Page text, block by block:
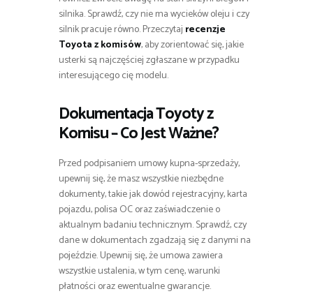
silnika. Sprawdź, czy nie ma wycieków oleju i czy
silnik pracuje równo. Przeczytaj recenzje
Toyota z komisów, aby zorientować się, jakie
usterki są najczęściej zgłaszane w przypadku
interesującego cię modelu.
Dokumentacja Toyoty z
Komisu – Co Jest Ważne?
Przed podpisaniem umowy kupna-sprzedaży,
upewnij się, że masz wszystkie niezbędne
dokumenty, takie jak dowód rejestracyjny, karta
pojazdu, polisa OC oraz zaświadczenie o
aktualnym badaniu technicznym. Sprawdź, czy
dane w dokumentach zgadzają się z danymi na
pojeździe. Upewnij się, że umowa zawiera
wszystkie ustalenia, w tym cenę, warunki
płatności oraz ewentualne gwarancje.